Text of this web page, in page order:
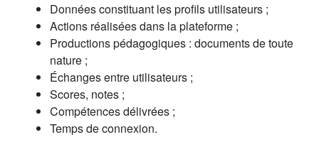
Données constituant les profils utilisateurs ;
Actions réalisées dans la plateforme ;
Productions pédagogiques : documents de toute
nature ;
Échanges entre utilisateurs ;
Scores, notes ;
Compétences délivrées ;
Temps de connexion.